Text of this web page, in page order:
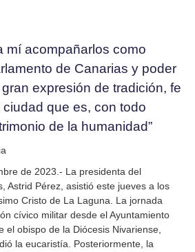
mí acompañarlos como
de Canarias y poder
expresión de tradición, fe
que es, con todo
de la humanidad”
de 2023.- La presidenta del
Astrid Pérez, asistió este jueves a los
Cristo de La Laguna. La jornada
cívico militar desde el Ayuntamiento
el obispo de la Diócesis Nivariense,
la eucaristía. Posteriormente, la